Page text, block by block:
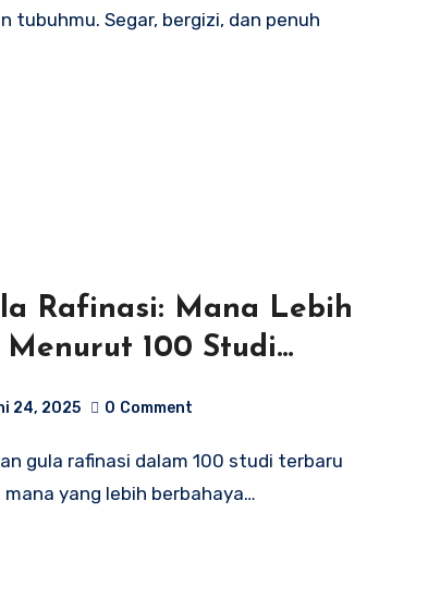
tubuhmu. Segar, bergizi, dan penuh
Rafinasi: Mana Lebih
Menurut 100 Studi
24, 2025 0 Comment
yang lebih berbahaya…